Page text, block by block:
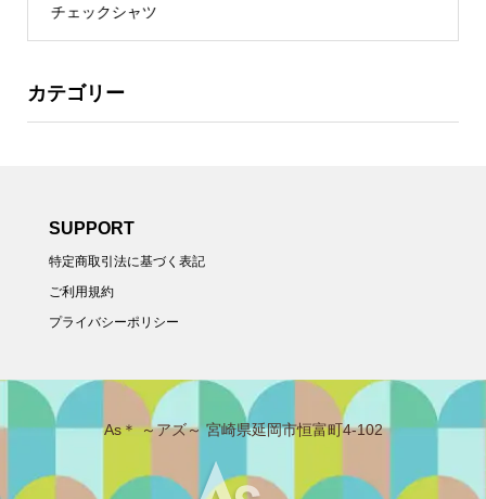
チェックシャツ
カテゴリー
SUPPORT
特定商取引法に基づく表記
ご利用規約
プライバシーポリシー
As＊ ～アズ～ 宮崎県延岡市恒富町4-102